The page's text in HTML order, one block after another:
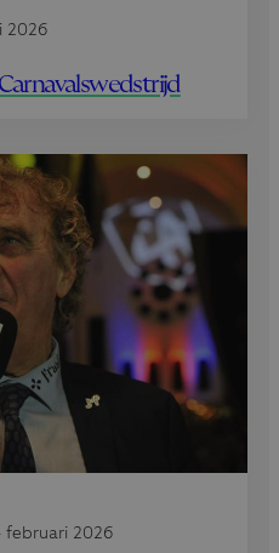
2026
februari 2026